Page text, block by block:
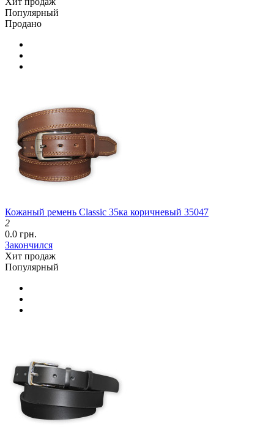
Популярный
Продано
Кожаный ремень Classic 35ка коричневый 35047
2
0.0 грн.
Закончился
Хит продаж
Популярный